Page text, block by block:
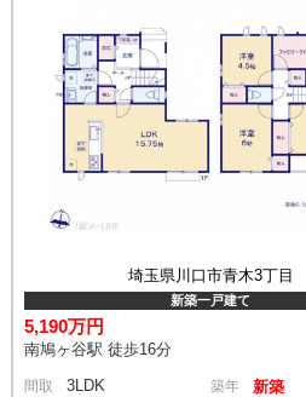
埼玉県川口市青木3丁目
新築一戸建て
5,190万円
南鳩ヶ谷駅 徒歩16分
間取 3LDK 築年 新築